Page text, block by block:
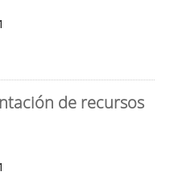
de recursos